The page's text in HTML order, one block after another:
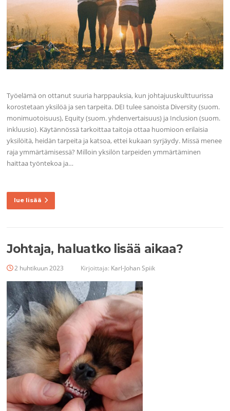
Työelämä on ottanut suuria harppauksia, kun johtajuuskulttuurissa
korostetaan yksilöä ja sen tarpeita. DEI tulee sanoista Diversity (suom.
monimuotoisuus), Equity (suom. yhdenvertaisuus) ja Inclusion (suom.
inkluusio). Käytännössä tarkoittaa taitoja ottaa huomioon erilaisia
yksilöitä, heidän tarpeita ja katsoa, ettei kukaan syrjäydy. Missä menee
raja ymmärtämisessä? Milloin yksilön tarpeiden ymmärtäminen
haittaa työntekoa ja…
lue lisää
Johtaja, haluatko lisää aikaa?
2 huhtikuun 2023 Kirjoittaja: Karl-Johan Spiik